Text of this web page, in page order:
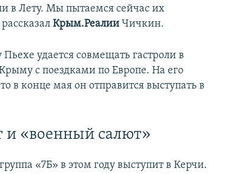
в Лету. Мы пытаемся сейчас их
Крым.РеалииЧичкин.
удается совмещать гастроли в
с поездками по Европе. На его
в конце мая он отправится выступать в
и «военный салют»
«7Б» в этом году выступит в Керчи.